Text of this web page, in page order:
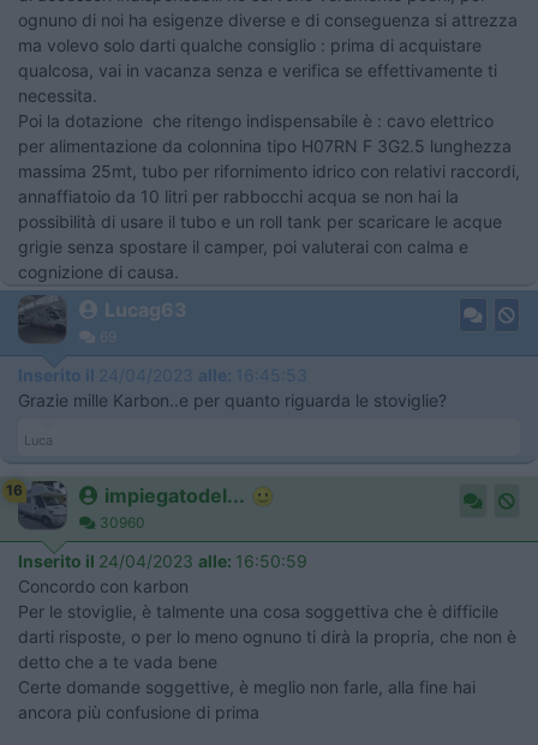
ognuno di noi ha esigenze diverse e di conseguenza si attrezza
ma volevo solo darti qualche consiglio : prima di acquistare
qualcosa, vai in vacanza senza e verifica se effettivamente ti
necessita.
Poi la dotazione che ritengo indispensabile è : cavo elettrico
per alimentazione da colonnina tipo H07RN F 3G2.5 lunghezza
massima 25mt, tubo per rifornimento idrico con relativi raccordi,
annaffiatoio da 10 litri per rabbocchi acqua se non hai la
possibilità di usare il tubo e un roll tank per scaricare le acque
grigie senza spostare il camper, poi valuterai con calma e
cognizione di causa.
Lucag63
69
Inserito il 24/04/2023 alle: 16:45:53
Grazie mille Karbon..e per quanto riguarda le stoviglie?
Luca
16 impiegatodel...
30960
Inserito il 24/04/2023 alle: 16:50:59
Concordo con karbon
Per le stoviglie, è talmente una cosa soggettiva che è difficile
darti risposte, o per lo meno ognuno ti dirà la propria, che non è
detto che a te vada bene
Certe domande soggettive, è meglio non farle, alla fine hai
ancora più confusione di prima